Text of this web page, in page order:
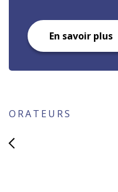
En savoir plus
ORATEURS